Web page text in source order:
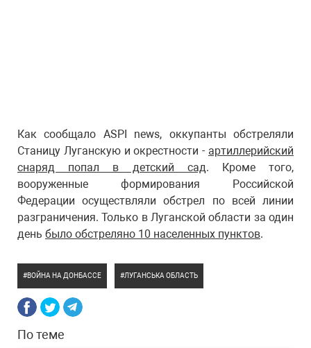
Как сообщало ASPI news, оккупанты обстреляли
Станицу Луганскую и окрестности - артиллерийский
снаряд попал в детский сад. Кроме того,
вооруженные формирования Российской
Федерации осуществляли обстрел по всей линии
разграничения. Только в Луганской области за один
день было обстреляно 10 населенных пунктов.
ВОЙНА НА ДОНБАССЕ ЛУГАНСЬКА ОБЛАСТЬ
По теме